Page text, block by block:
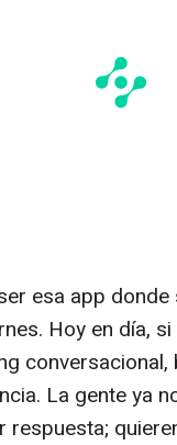
esa app
Hoy en día,
La gente ya